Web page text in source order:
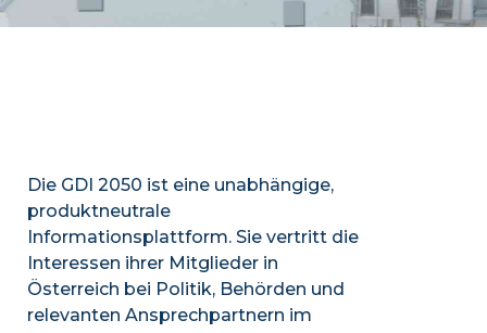
Die GDI 2050 ist eine unabhängige,
produktneutrale
Informationsplattform. Sie vertritt die
Interessen ihrer Mitglieder in
Österreich bei Politik, Behörden und
relevanten Ansprechpartnern im